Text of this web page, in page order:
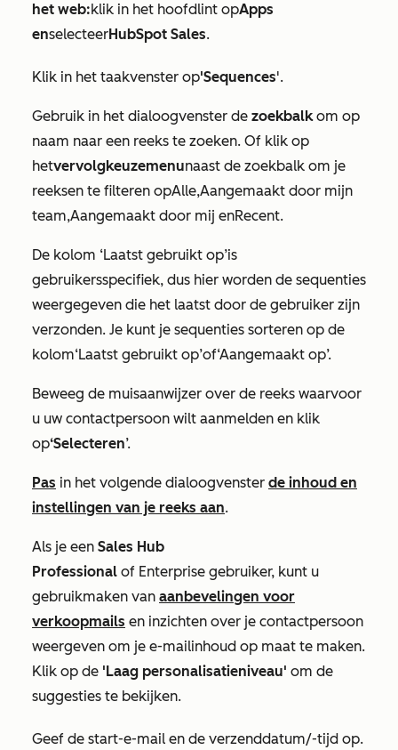
het web:klik in het hoofdlint opApps
enselecteerHubSpot Sales.
Klik in het taakvenster op'Sequences'.
Gebruik in het dialoogvenster de zoekbalkom op
naam naar een reeks te zoeken. Of klik op
hetvervolgkeuzemenunaast de zoekbalk om je
reeksen te filteren opAlle,Aangemaakt door mijn
team,Aangemaakt door mij enRecent.
De kolom ‘Laatst gebruikt op’is
gebruikersspecifiek, dus hier worden de sequenties
weergegeven die het laatst door de gebruiker zijn
verzonden. Je kunt je sequenties sorteren op de
kolom‘Laatst gebruikt op’of‘Aangemaakt op’.
Beweeg de muisaanwijzer over de reeks waarvoor
u uw contactpersoon wilt aanmelden en klik
op‘Selecteren’.
Pas in het volgende dialoogvenster de inhoud en
instellingen van je reeks aan.
Als je een Sales Hub
Professional of Enterprise gebruiker, kunt u
gebruikmaken van aanbevelingen voor
verkoopmails en inzichten over je contactpersoon
weergeven om je e-mailinhoud op maat te maken.
Klik op de 'Laag personalisatieniveau' om de
suggesties te bekijken.
Geef de start-e-mail en de verzenddatum/-tijd op.